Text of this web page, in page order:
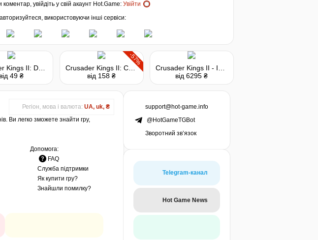
увійдіть у свій акаунт Hot.Game: Увійти
використовуючи інші сервіси:
Crusader Kings II: Dynasty Shields
від 49 ₴
-57%
від 158 ₴
від 6295 ₴
Регіон, мова і валюта: UA, uk, ₴
Ви легко зможете знайти гру,
Допомога:
FAQ
Служба підтримки
Як купити гру?
Знайшли помилку?
support@hot-game.info
@HotGameTGBot
Зворотний зв’язок
Telegram-канал
Hot Game News